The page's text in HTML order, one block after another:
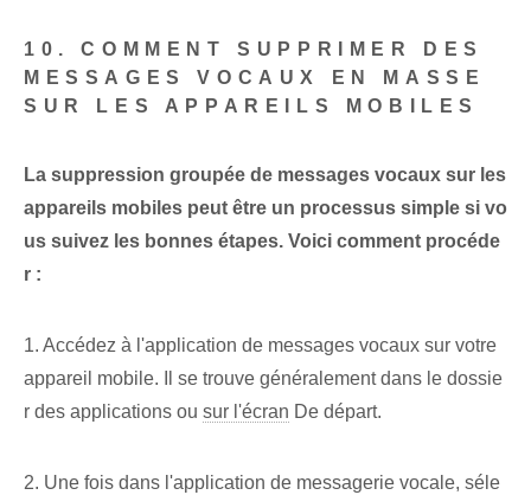
10. COMMENT SUPPRIMER DES
MESSAGES VOCAUX EN MASSE
SUR LES APPAREILS MOBILES
La suppression groupée de messages vocaux sur les
appareils mobiles peut être un processus simple si vo
us suivez les bonnes étapes. Voici comment procéde
r :
1. Accédez à l'application de messages vocaux sur votre
appareil mobile. Il se trouve généralement dans le dossie
r des applications ou sur l'écran De départ.
2. Une fois dans l'application de messagerie vocale, séle